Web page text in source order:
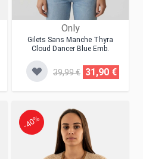
Only
Gilets Sans Manche Thyra
Cloud Dancer Blue Emb.
39,99 € 31,90 €
-40%